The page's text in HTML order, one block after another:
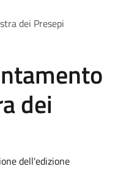
dei Presepi
dei
dell'edizione